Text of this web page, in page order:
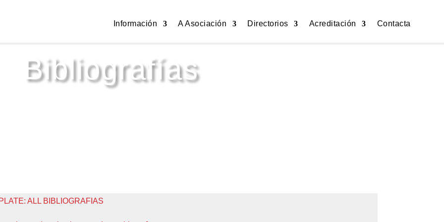
Información A Asociación Directorios Acreditación Contacta
Bibliografías
ALL BIBLIOGRAFIAS